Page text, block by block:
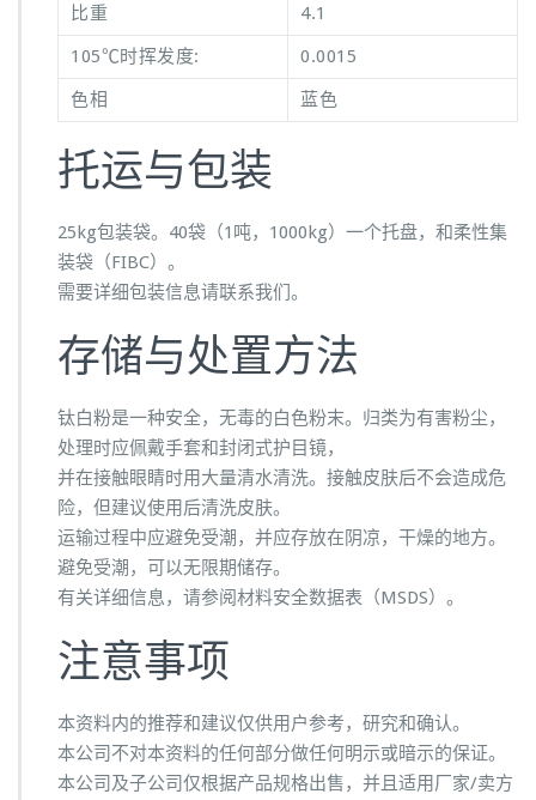
比重
4.1
105℃时挥发度:
0.0015
色相
蓝色
托运与包装
25kg包装袋。40袋（1吨，1000kg）一个托盘，和柔性集
装袋（FIBC）。
需要详细包装信息请联系我们。
存储与处置方法
钛白粉是一种安全，无毒的白色粉末。归类为有害粉尘，
处理时应佩戴手套和封闭式护目镜，
并在接触眼睛时用大量清水清洗。接触皮肤后不会造成危
险，但建议使用后清洗皮肤。
运输过程中应避免受潮，并应存放在阴凉，干燥的地方。
避免受潮，可以无限期储存。
有关详细信息，请参阅材料安全数据表（MSDS）。
注意事项
本资料内的推荐和建议仅供用户参考，研究和确认。
本公司不对本资料的任何部分做任何明示或暗示的保证。
本公司及子公司仅根据产品规格出售，并且适用厂家/卖方